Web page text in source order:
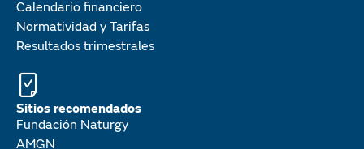
Calendario financiero
Normatividad y Tarifas
Resultados trimestrales
Sitios recomendados
Fundación Naturgy
AMGN